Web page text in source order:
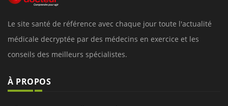
Le site santé de référence avec chaque jour toute l'actualité
médicale decryptée par des médecins en exercice et les
conseils des meilleurs spécialistes.
À PROPOS